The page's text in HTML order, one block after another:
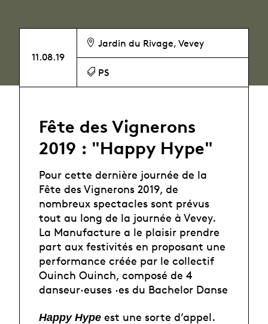
11.08.19
Jardin du Rivage, Vevey
PS
Fête des Vignerons
2019 : "Happy Hype"
Pour cette dernière journée de la
Fête des Vignerons 2019, de
nombreux spectacles sont prévus
tout au long de la journée à Vevey.
La Manufacture a le plaisir prendre
part aux festivités en proposant une
performance créée par le collectif
Ouinch Ouinch, composé de 4
danseur·euses ·es du Bachelor Danse
Happy Hype est une sorte d’appel.